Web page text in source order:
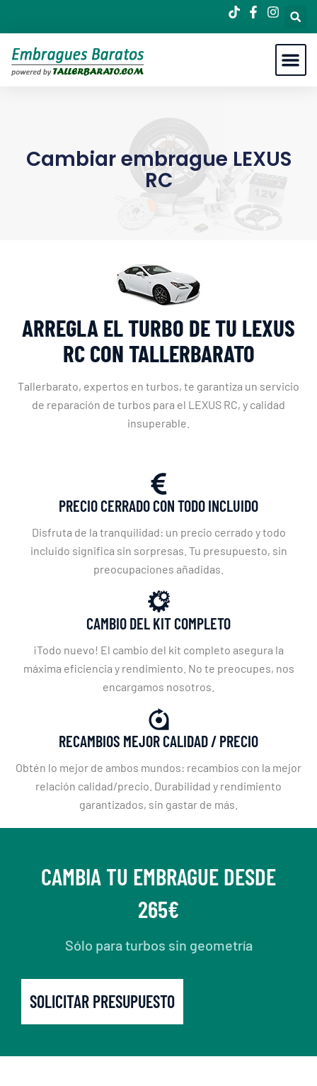
Cambiar embrague LEXUS
RC
ARREGLA EL TURBO DE TU LEXUS
RC CON TALLERBARATO
Tallerbarato, expertos en turbos, te garantiza un servicio
de reparación de turbos para el LEXUS RC, y calidad
insuperable.
PRECIO CERRADO CON TODO INCLUIDO
Disfruta de la tranquilidad: un precio cerrado y todo
incluido significa sin sorpresas. Tu presupuesto, sin
preocupaciones añadidas.
CAMBIO DEL KIT COMPLETO
¡Todo nuevo! El cambio del kit completo asegura la
máxima eficiencia y rendimiento. No te preocupes, nos
encargamos nosotros.
RECAMBIOS MEJOR CALIDAD / PRECIO
Obtén lo mejor de ambos mundos: recambios con la mejor
relación calidad/precio. Durabilidad y rendimiento
garantizados, sin gastar de más.
CAMBIA TU EMBRAGUE DESDE
265€
Sólo para turbos sin geometría
SOLICITAR PRESUPUESTO